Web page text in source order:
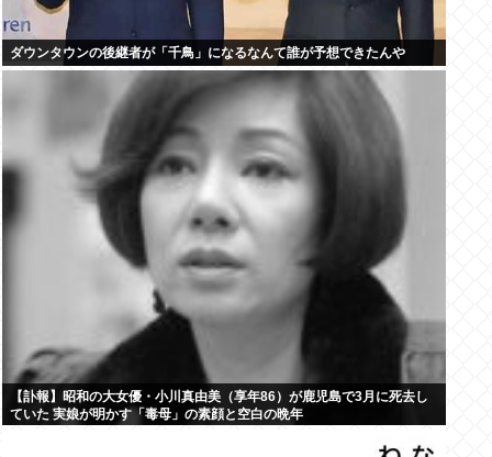
ダウンタウンの後継者が「千鳥」になるなんて誰が予想できたんや
【訃報】昭和の大女優・小川真由美（享年86）が鹿児島で3月に死去し
ていた 実娘が明かす「毒母」の素顔と空白の晩年